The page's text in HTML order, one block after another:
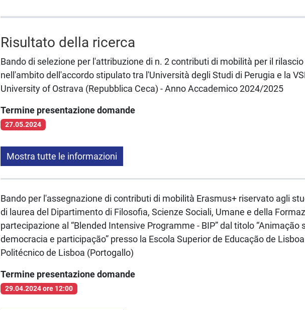
Risultato della ricerca
Bando di selezione per l'attribuzione di n. 2 contributi di mobilità per il
nell'ambito dell'accordo stipulato tra l'Università degli Studi di Perugia e la
University of Ostrava (Repubblica Ceca) - Anno Accademico 2024/2025
Termine presentazione domande
27.05.2024
Mostra tutte le informazioni
Bando per l'assegnazione di contributi di mobilità Erasmus+ riservato agli
di laurea del Dipartimento di Filosofia, Scienze Sociali, Umane e della
partecipazione al “Blended Intensive Programme - BIP” dal titolo “Animação
democracia e participação” presso la Escola Superior de Educação de
Politécnico de Lisboa (Portogallo)
Termine presentazione domande
29.04.2024 ore 12:00